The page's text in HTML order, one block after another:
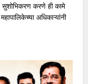
करणे ही कामे
अधिकाऱ्यांनी